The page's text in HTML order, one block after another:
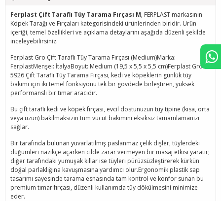
Ferplast Çift Taraflı Tüy Tarama Fırçası M, FERPLAST markasının
Köpek Tarağı ve Fırçaları kategorisindeki ürünlerinden biridir. Ürün
içeriği, temel özellikleri ve açıklama detaylarını aşağıda düzenli şekilde
inceleyebilirsiniz.
Ferplast Gro Çift Taraflı Tüy Tarama Fırçası (Medium)Marka:
FerplastMenşei: İtalyaBoyut: Medium (19,5 x 5,5 x 5,5 cm)Ferplast Gro
5926 Çift Taraflı Tüy Tarama Fırçası, kedi ve köpeklerin günlük tüy
bakımı için iki temel fonksiyonu tek bir gövdede birleştiren, yüksek
performanslı bir tımar aracıdır.
Bu çift taraflı kedi ve köpek fırçası, evcil dostunuzun tüy tipine (kısa, orta
veya uzun) bakılmaksızın tüm vücut bakımını eksiksiz tamamlamanızı
sağlar.
Bir tarafında bulunan yuvarlatılmış paslanmaz çelik dişler, tüylerdeki
düğümleri nazikçe açarken cilde zarar vermeyen bir masaj etkisi yaratır;
diğer tarafındaki yumuşak kıllar ise tüyleri pürüzsüzleştirerek kürkün
doğal parlaklığına kavuşmasına yardımcı olur.Ergonomik plastik sap
tasarımı sayesinde tarama esnasında tam kontrol ve konfor sunan bu
premium tımar fırçası, düzenli kullanımda tüy dökülmesini minimize
eder.